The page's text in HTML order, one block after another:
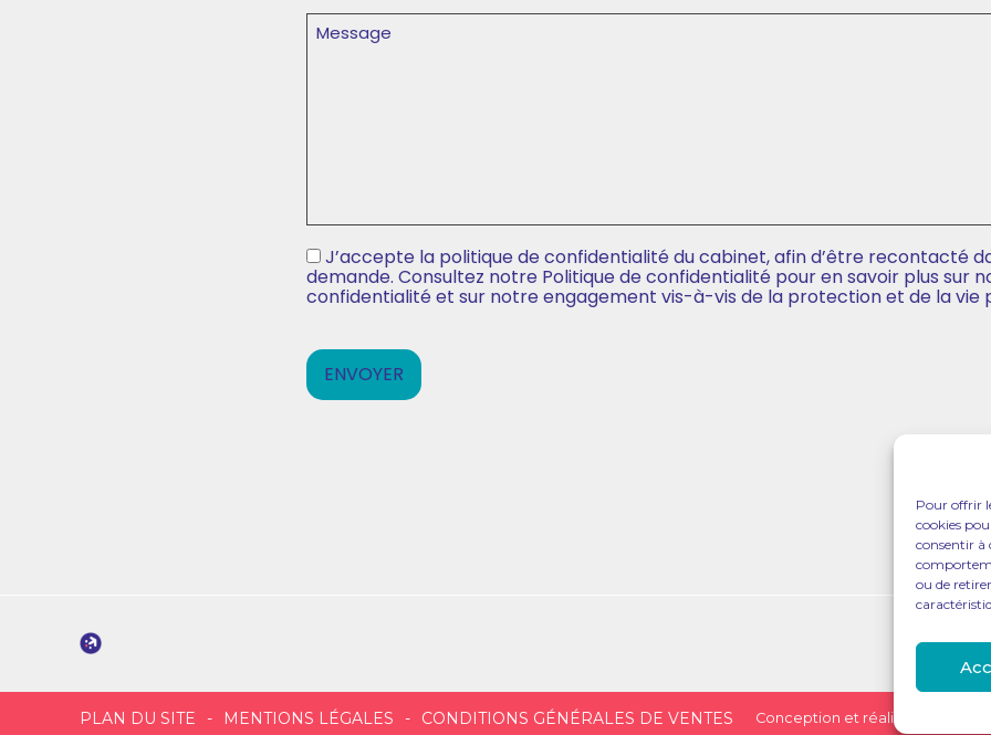
Pour offrir
cookies
consentir à
ou de
Message
(Nécessaire)
J’accepte la politique de confidentialité du cabinet, afin d’être recontacté
demande. Consultez notre Politique de confidentialité pour en savoir plus sur
confidentialité et sur notre engagement vis-à-vis de la protection et de la vie
Footer
PLAN DU SITE MENTIONS LÉGALES CONDITIONS GÉNÉRALES DE VENTES Conception et réalisation